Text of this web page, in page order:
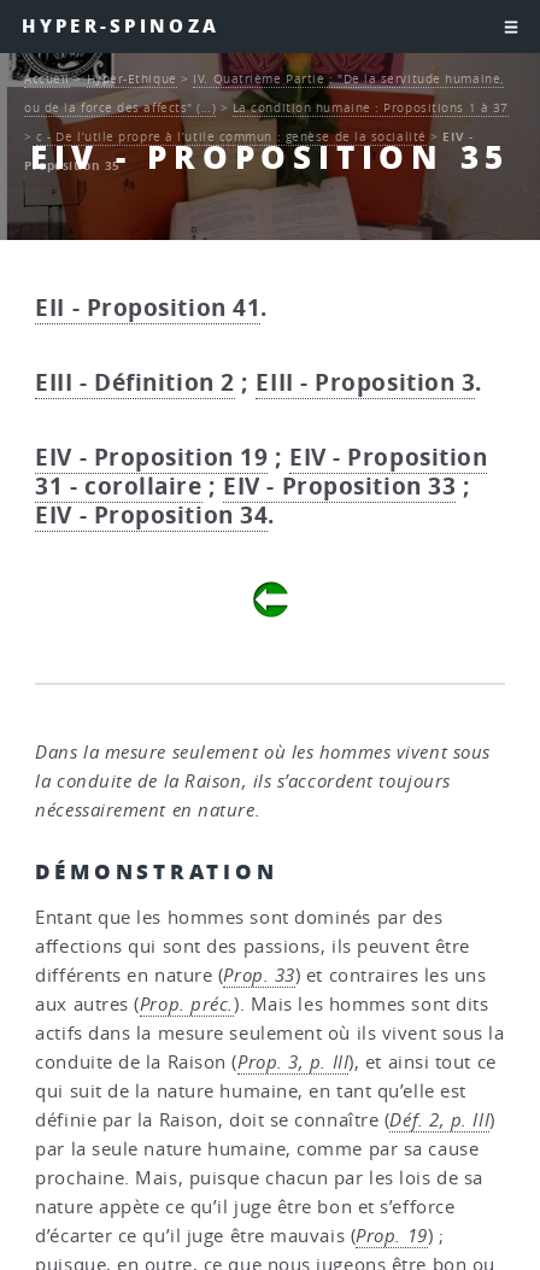
HYPER-SPINOZA
EIV - PROPOSITION 35
Accueil>Hyper-Ethique > IV. Quatrième Partie : "De la servitude humaine,
ou de la force des affects" (…) > La condition humaine : Propositions 1 à 37
>c - De l’utile propre à l’utile commun : genèse de la socialité > EIV -
Proposition 35
EII - Proposition 41.
EIII - Définition 2 ; EIII - Proposition 3.
EIV - Proposition 19 ; EIV - Proposition
31 - corollaire ; EIV - Proposition 33 ;
EIV - Proposition 34.
Dans la mesure seulement où les hommes vivent sous
la conduite de la Raison, ils s’accordent toujours
nécessairement en nature.
DÉMONSTRATION
Entant que les hommes sont dominés par des
affections qui sont des passions, ils peuvent être
différents en nature (Prop. 33) et contraires les uns
aux autres (Prop. préc. ). Mais les hommes sont dits
actifs dans la mesure seulement où ils vivent sous la
conduite de la Raison (Prop. 3, p. III), et ainsi tout ce
qui suit de la nature humaine, en tant qu’elle est
définie par la Raison, doit se connaître (Déf. 2, p. III)
par la seule nature humaine, comme par sa cause
prochaine. Mais, puisque chacun par les lois de sa
nature appète ce qu’il juge être bon et s’efforce
d’écarter ce qu’il juge être mauvais (Prop. 19) ;
puisque, en outre, ce que nous jugeons être bon ou